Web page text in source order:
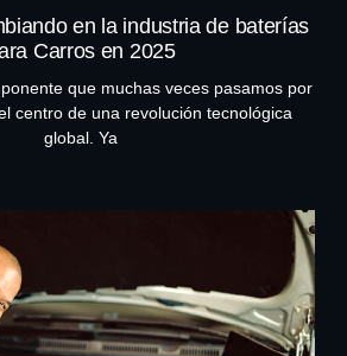
en la industria de baterías
Carros en 2025
que muchas veces pasamos por
centro de una revolución tecnológica
global. Ya